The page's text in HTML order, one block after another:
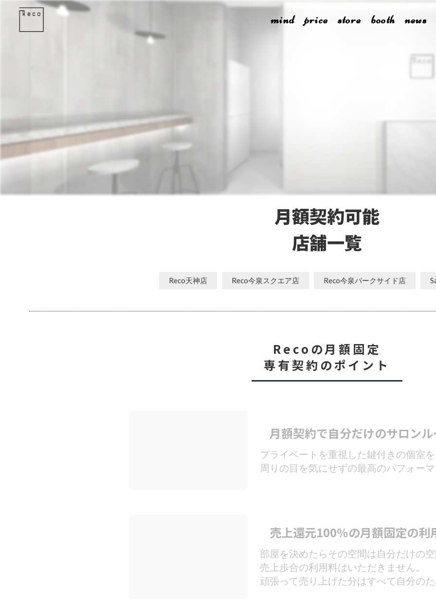
月額契約可能
店舗一覧
Reco天神店 Reco今泉スクエア店 Reco今泉パークサイド店
Recoの月額固定
専有契約のポイント
月額契約で自分だけのサロンル
プライベートを重視した鍵付きの個室を
周りの目を気にせずの最高のパフォーマ
売上還元100％の月額固定の利
部屋を決めたらその空間は自分だけの空
売上歩合の利用料はいただきません。
頑張って売り上げた分はすべて自分のた
mind price store booth news